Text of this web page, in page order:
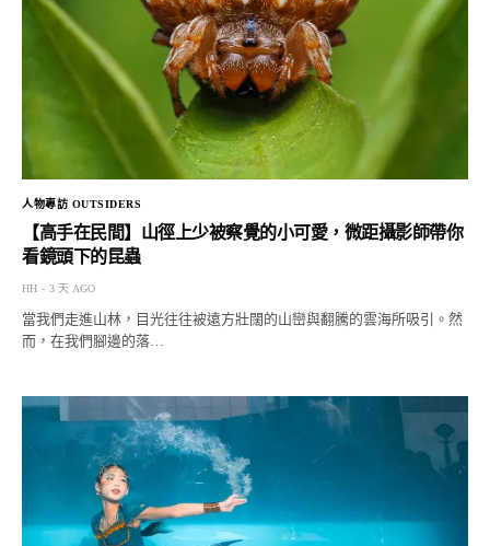
人物專訪 OUTSIDERS
【高手在民間】山徑上少被察覺的小可愛，微距攝影師帶你
看鏡頭下的昆蟲
HH 3 天 AGO
當我們走進山林，目光往往被遠方壯闊的山巒與翻騰的雲海所吸引。然
而，在我們腳邊的落…